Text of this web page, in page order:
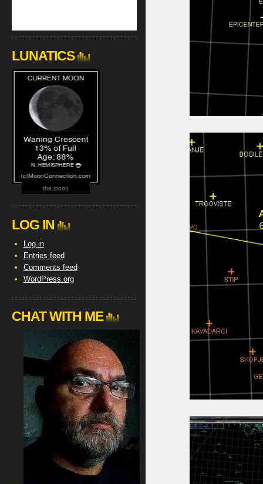
LUNATICS
the moon
LOG IN
Log in
Entries feed
Comments feed
WordPress.org
CHAT WITH ME